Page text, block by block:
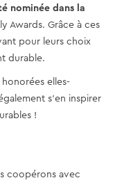
nominée dans la
Awards. Grâce à ces
pour leurs choix
durable.
elles-
s'en inspirer
!
coopérons avec